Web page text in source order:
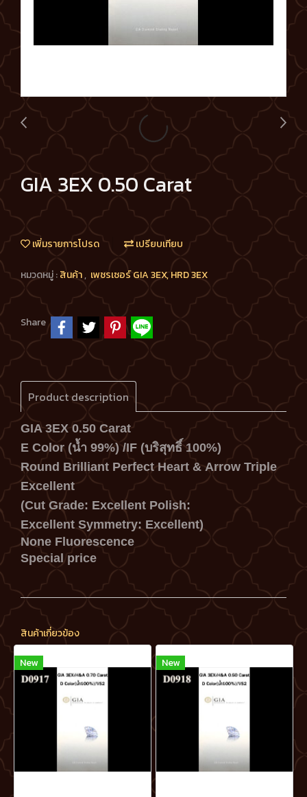
GIA 3EX 0.50 Carat
เพิ่มรายการโปรด เปรียบเทียบ
หมวดหมู่ :สินค้า, เพชรเซอร์ GIA 3EX, HRD 3EX
Share
Product description
GIA 3EX 0.50 Carat
E Color (น้ำ 99%) /IF (บริสุทธิ์ 100%)
Round Brilliant Perfect Heart &Arrow Triple
Excellent
(Cut Grade: Excellent Polish:
Excellent Symmetry: Excellent)
None Fluorescence
Special price
สินค้าเกี่ยวข้อง
New New